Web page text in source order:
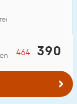
5
464 390